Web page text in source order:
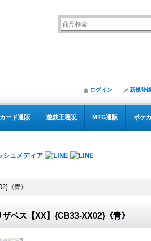
ログイン 新規登
ード通販 遊戯王通販 MTG通販 ポケ
《青》
ベス【XX】{CB33-XX02}《青》